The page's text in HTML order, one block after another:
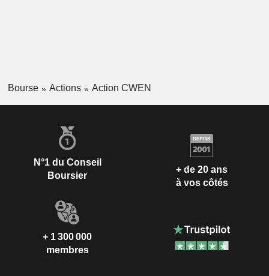
Bourse Actions Action CWEN
N°1 du Conseil
Boursier
+ de 20 ans
à vos côtés
+ 1 300 000
membres